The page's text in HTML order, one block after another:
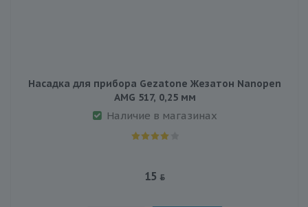
Насадка для прибора Gezatone Жезатон Nanopen
AMG 517, 0,25 мм
Наличие в магазинах
15